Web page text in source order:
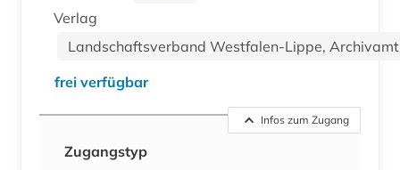
Verlag
Landschaftsverband Westfalen-Lippe,
frei verfügbar
Infos zum Zugang
Zugangstyp